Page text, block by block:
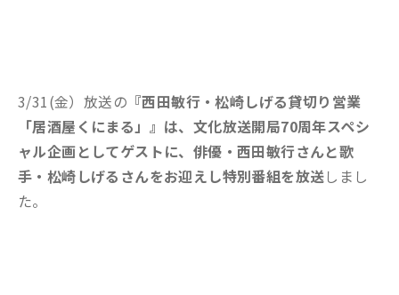
3/31(金）放送の 『西田敏行・松崎しげる貸切り営業
「居酒屋くにまる」』は、文化放送開局70周年スペシ
ャル企画としてゲストに、俳優・西田敏行さんと歌
手・松崎しげるさんをお迎えし特別番組を放送しまし
た。